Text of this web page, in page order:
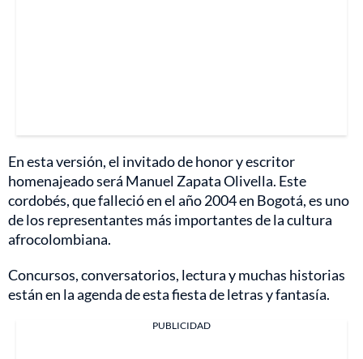
En esta versión, el invitado de honor y escritor
homenajeado será Manuel Zapata Olivella. Este
cordobés, que falleció en el año 2004 en Bogotá, es uno
de los representantes más importantes de la cultura
afrocolombiana.
Concursos, conversatorios, lectura y muchas historias
están en la agenda de esta fiesta de letras y fantasía.
PUBLICIDAD